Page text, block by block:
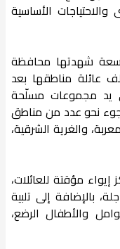
الأساسية
شهدتها محافظة
عائلة مناطقها بعد
يد مجموعات مسلّحة
نحو عدد من مناطق
والغرية الشرقية،
مؤقتة للعائلات،
بالإضافة إلى تلبية
والأطفال الرضع،